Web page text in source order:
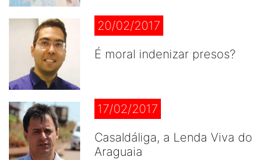
20/02/2017
É moral indenizar presos?
17/02/2017
Casaldáliga, a Lenda Viva do
Araguaia